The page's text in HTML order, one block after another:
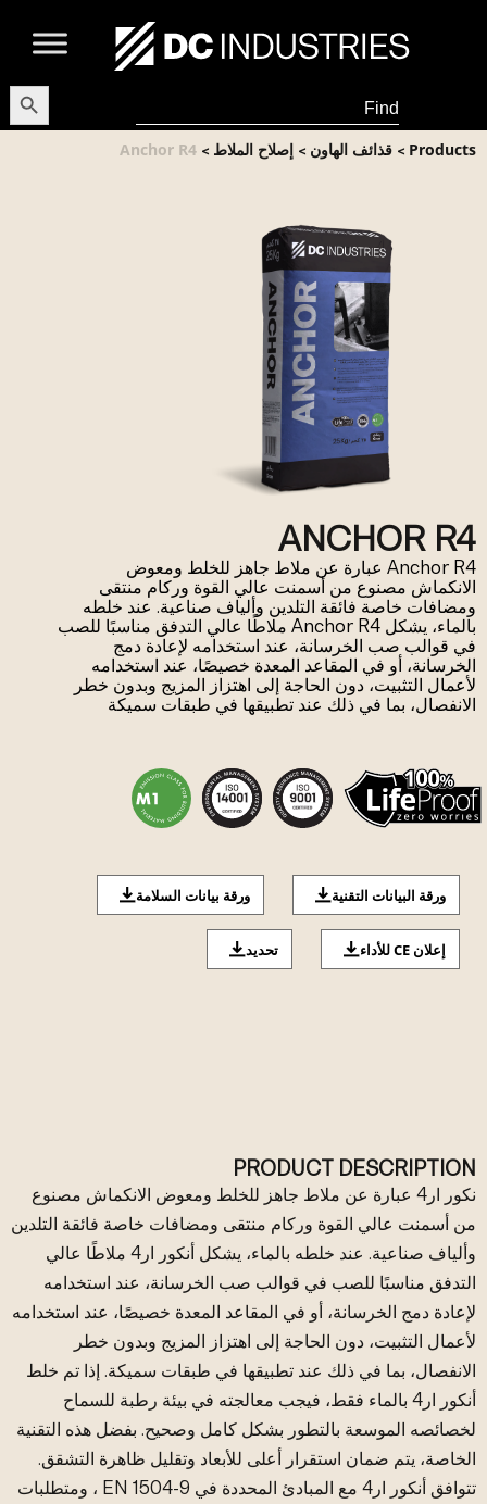
Search
for:
Button
Products
> قذائف الهاون> إصلاح الملاط>
Anchor R4
ANCHOR R4
Anchor R4 عبارة عن ملاط جاهز للخلط ومعوض
الانكماش مصنوع من أسمنت عالي القوة وركام منتقى
ومضافات خاصة فائقة التلدين وألياف صناعية. عند خلطه
بالماء، يشكل Anchor R4 ملاطًا عالي التدفق مناسبًا للصب
في قوالب صب الخرسانة، عند استخدامه لإعادة دمج
الخرسانة، أو في المقاعد المعدة خصيصًا، عند استخدامه
لأعمال التثبيت، دون الحاجة إلى اهتزاز المزيج وبدون خطر
الانفصال، بما في ذلك عند تطبيقها في طبقات سميكة
ورقة البيانات التقنية ورقة بيانات السلامة
إعلان CE للأداء تحديد
PRODUCT DESCRIPTION
نكور ار4 عبارة عن ملاط جاهز للخلط ومعوض الانكماش مصنوع
من أسمنت عالي القوة وركام منتقى ومضافات خاصة فائقة التلدين
وألياف صناعية. عند خلطه بالماء، يشكل أنكور ار4 ملاطًا عالي
التدفق مناسبًا للصب في قوالب صب الخرسانة، عند استخدامه
لإعادة دمج الخرسانة، أو في المقاعد المعدة خصيصًا، عند استخدامه
لأعمال التثبيت، دون الحاجة إلى اهتزاز المزيج وبدون خطر
الانفصال، بما في ذلك عند تطبيقها في طبقات سميكة. إذا تم خلط
أنكور ار4 بالماء فقط، فيجب معالجته في بيئة رطبة للسماح
لخصائصه الموسعة بالتطور بشكل كامل وصحيح. بفضل هذه التقنية
الخاصة، يتم ضمان استقرار أعلى للأبعاد وتقليل ظاهرة التشقق.
تتوافق أنكور ار4 مع المبادئ المحددة في EN 1504-9 ، ومتطلبات